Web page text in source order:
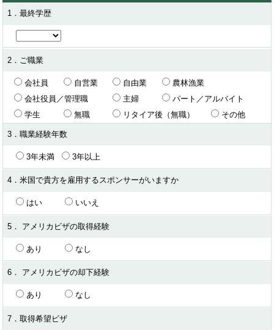
1．最終学歴
2．ご職業
会社員 自営業 自由業
農林漁業
会社役員／管理職
主婦
パート／アルバイト
学生
無職 リタイア後（無職） その他
3．職業経験年数
3年未満 3年以上
4．米国で貴方を雇用するスポンサーがいますか
はい いいえ
5． アメリカビザの取得経験
あり なし
6． アメリカビザの却下経験
あり なし
7．取得希望ビザ